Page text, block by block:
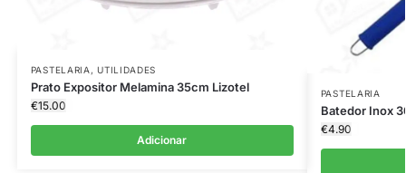
PASTELARIA ,UTILIDADES
Prato Expositor Melamina 35cm Lizotel
€15.00
Adicionar
PASTELARIA
Batedor Inox
€4.90